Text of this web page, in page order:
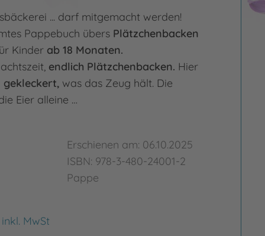
... darf mitgemacht werden!
Pappebuch übers Plätzchenbacken
Kinder ab 18 Monaten.
endlich Plätzchenbacken. Hier
was das Zeug hält. Die
Eier alleine …
Erschienen am: 06.10.2025
ISBN: 978-3-480-24001-2
Pappe
inkl. MwSt